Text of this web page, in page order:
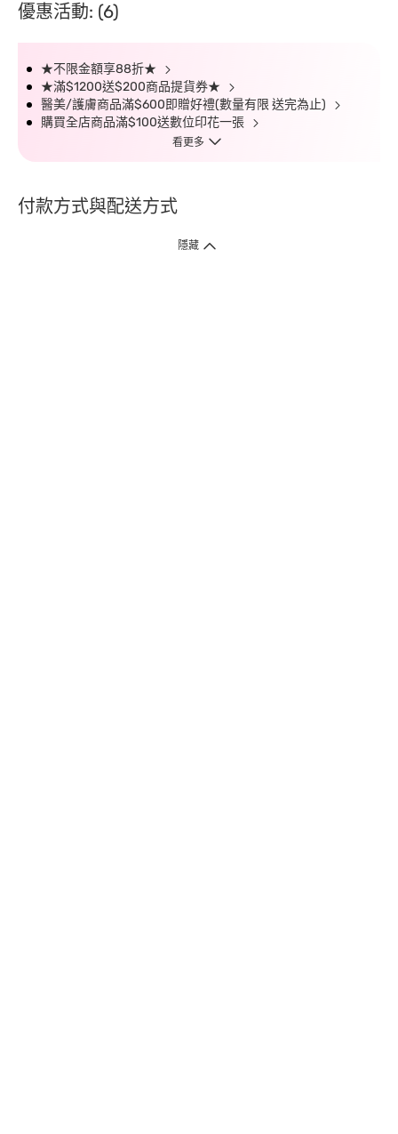
優惠活動: (6)
★不限金額享88折★
★滿$1200送$200商品提貨券★
醫美/護膚商品滿$600即贈好禮(數量有限 送完為止)
購買全店商品滿$100送數位印花一張
看更多
付款方式與配送方式
隱藏